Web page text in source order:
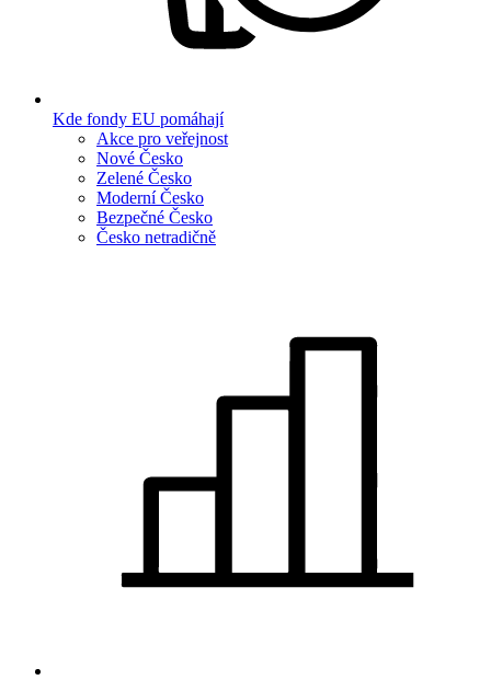
Kde fondy EU pomáhají
Akce pro veřejnost
Nové Česko
Zelené Česko
Moderní Česko
Bezpečné Česko
Česko netradičně